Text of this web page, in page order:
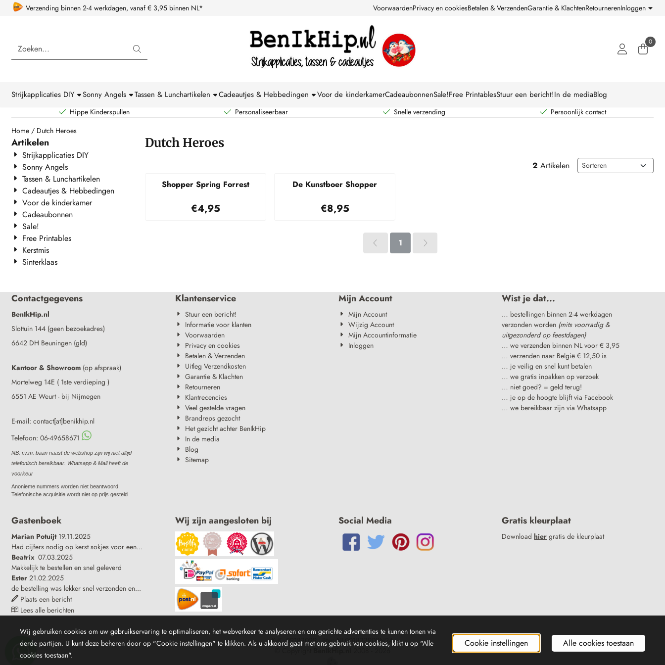
Cookievoorkeuren zijn beschikbaar. Kies instellingen of sta alle cookies toe.
Verzending binnen 2-4 werkdagen, vanaf € 3,95 binnen NL* VoorwaardenPrivacy en cookiesBetalen & VerzendenGarantie & KlachtenRetournerenInloggen
Zoeken 0
Strijkapplicaties DIY Sonny Angels Tassen & Lunchartikelen Cadeautjes & Hebbedingen Voor de kinderkamerCadeaubonnenSale!Free PrintablesStuur een bericht!In de mediaBlog
Hippe Kinderspullen Personaliseerbaar Snelle verzending
Persoonlijk contact
Home / Dutch Heroes
Artikelen
Strijkapplicaties DIY
Sonny Angels
Tassen & Lunchartikelen
Cadeautjes & Hebbedingen
Voor de kinderkamer
Cadeaubonnen
Sale!
Free Printables
Kerstmis
Sinterklaas
Dutch Heroes
2 Artikelen
Sorteermethode
Shopper Spring Forrest
Prijs: 4,95
€4,95
De Kunstboer Shopper
Prijs: 8,95
€8,95
1
Contactgegevens
BenIkHip.nl
Slottuin 144 (geen bezoekadres)
6642 DH Beuningen (gld)
Kantoor & Showroom (op afspraak)
Mortelweg 14E ( 1ste verdieping )
6551 AE Weurt - bij Nijmegen
E-mail: contact[at]benikhip.nl
Telefoon: 06-49658671
NB: i.v.m. baan naast de webshop zijn wij niet altijd
telefonisch bereikbaar. Whatsapp & Mail heeft de
voorkeur
Anonieme nummers worden niet beantwoord.
Telefonische acquisitie wordt niet op prijs gesteld
Klantenservice
Stuur een bericht!
Informatie voor klanten
Voorwaarden
Privacy en cookies
Betalen & Verzenden
Uitleg Verzendkosten
Garantie & Klachten
Retourneren
Klantrecencies
Veel gestelde vragen
Brandreps gezocht
Het gezicht achter BenIkHip
In de media
Blog
Sitemap
Mijn Account
Mijn Account
Wijzig Account
Mijn Accountinformatie
Inloggen
Wist je dat...
… bestellingen binnen 2-4 werkdagen
verzonden worden (mits voorradig &
uitgezonderd op feestdagen)
… we verzenden binnen NL voor € 3,95
… verzenden naar België € 12,50 is
… je veilig en snel kunt betalen
… we gratis inpakken op verzoek
… niet goed? = geld terug!
… je op de hoogte blijft via Facebook
… we bereikbaar zijn via Whatsapp
Gastenboek
Marian Potuijt 19.11.2025
Had cijfers nodig op kerst sokjes voor een...
Beatrix 07.03.2025
Makkelijk te bestellen en snel geleverd
Ester 21.02.2025
de bestelling was lekker snel verzonden en...
Plaats een bericht
Lees alle berichten
Wij zijn aangesloten bij Social Media Gratis kleurplaat
Downloadhier gratis de kleurplaat
KvK: 09183029 - Btw: NL001833909N24
© Copyright
BenIkHip.nl
Wij gebruiken cookies om uw gebruikservaring te optimaliseren, het webverkeer te analyseren en om gerichte advertenties te kunnen tonen via
derde partijen. U kunt deze beheren door op "Cookie instellingen" te klikken. Als u akkoord gaat met ons gebruik van cookies, klikt u op "Alle
cookies toestaan".
Cookie instellingen Alle cookies toestaan